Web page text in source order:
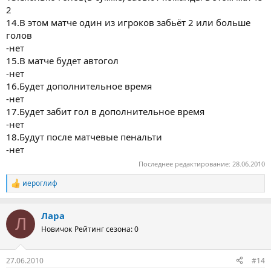
2
14.В этом матче один из игроков забьёт 2 или больше
голов
-нет
15.В матче будет автогол
-нет
16.Будет дополнительное время
-нет
17.Будет забит гол в дополнительное время
-нет
18.Будут после матчевые пенальти
-нет
Последнее редактирование: 28.06.2010
Р
е
к
и
иероглиф
Л Лара
Новичок Рейтинг сезона: 0
27.06.2010 #14